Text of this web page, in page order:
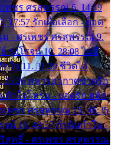
พชร ศรสุพรรณ 6. 14:49
17:57 รักเผื่อเลือก - ยอด
ม - ศรเพชร ศรสุพรรณ 9.
รุ่งโรจน์ 10. 28:08 ไม่มี
ใจ 11. 31:29 ชีวิตไอ้
ทหารอากาศขาดรัก
หัวใจโทรม - ยอดรัก สลัก
เพชร ศรสุพรรณ 15. 46:35
น์ 16. 49:57 กำนันกำใน -
ริสุทธิ์ - ศรเพชร ศรสุพรรณ